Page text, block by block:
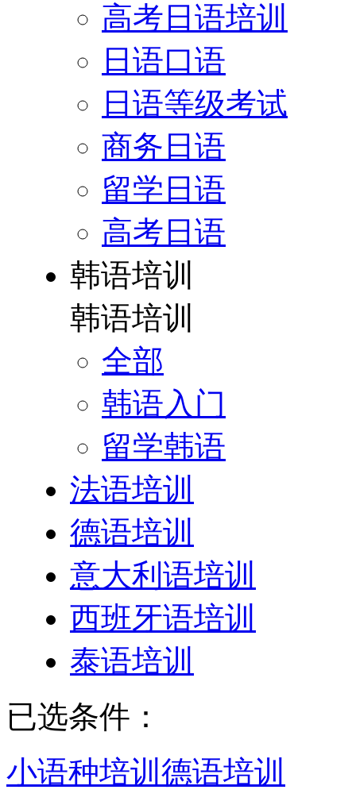
高考日语培训
日语口语
日语等级考试
商务日语
留学日语
高考日语
韩语培训
韩语培训
全部
韩语入门
留学韩语
法语培训
德语培训
意大利语培训
西班牙语培训
泰语培训
已选条件：
小语种培训 德语培训